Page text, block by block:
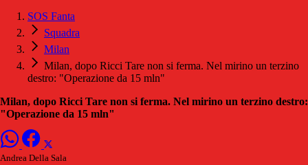
SOS Fanta
Squadra
Milan
Milan, dopo Ricci Tare non si ferma. Nel mirino un terzino
destro: "Operazione da 15 mln"
Milan, dopo Ricci Tare non si ferma. Nel mirino un terzino destro:
"Operazione da 15 mln"
Andrea Della Sala